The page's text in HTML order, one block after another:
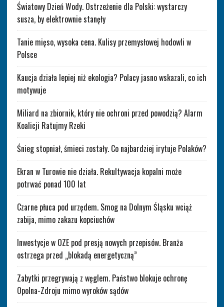
Światowy Dzień Wody. Ostrzeżenie dla Polski: wystarczy
susza, by elektrownie stanęły
Tanie mięso, wysoka cena. Kulisy przemysłowej hodowli w
Polsce
Kaucja działa lepiej niż ekologia? Polacy jasno wskazali, co ich
motywuje
Miliard na zbiornik, który nie ochroni przed powodzią? Alarm
Koalicji Ratujmy Rzeki
Śnieg stopniał, śmieci zostały. Co najbardziej irytuje Polaków?
Ekran w Turowie nie działa. Rekultywacja kopalni może
potrwać ponad 100 lat
Czarne płuca pod urzędem. Smog na Dolnym Śląsku wciąż
zabija, mimo zakazu kopciuchów
Inwestycje w OZE pod presją nowych przepisów. Branża
ostrzega przed „blokadą energetyczną”
Zabytki przegrywają z węglem. Państwo blokuje ochronę
Opolna-Zdroju mimo wyroków sądów